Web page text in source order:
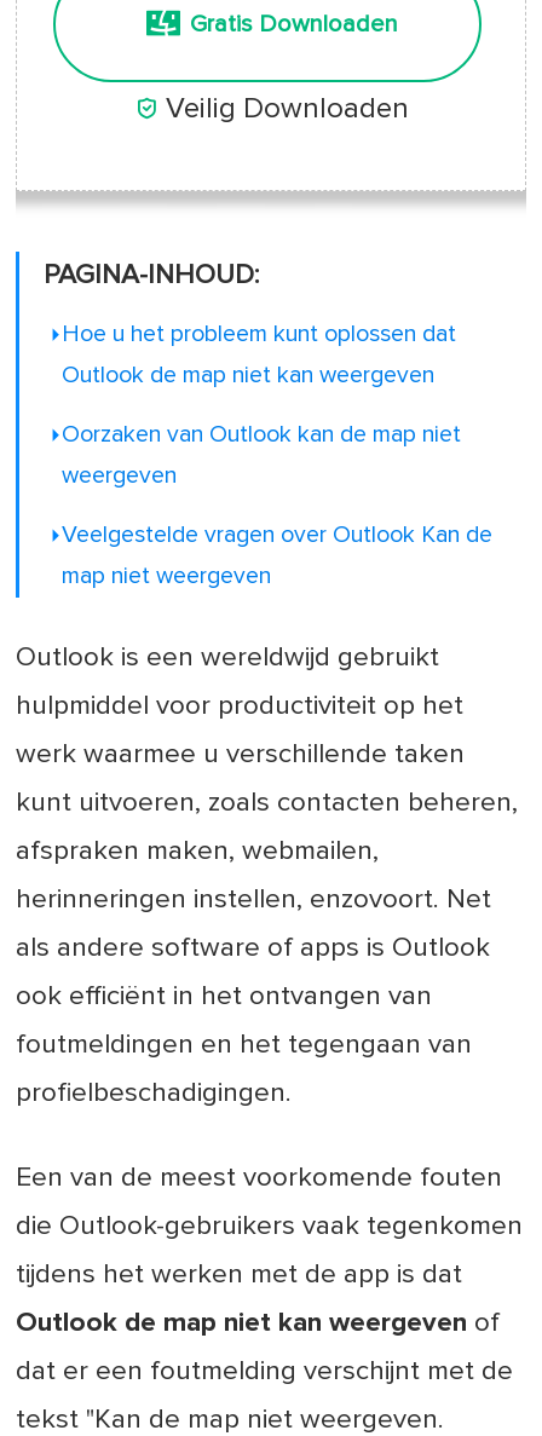
Gratis Downloaden
 Veilig Downloaden
PAGINA-INHOUD:
Hoe u het probleem kunt oplossen dat
Outlook de map niet kan weergeven
Oorzaken van Outlook kan de map niet
weergeven
Veelgestelde vragen over Outlook Kan de
map niet weergeven
Outlook is een wereldwijd gebruikt
hulpmiddel voor productiviteit op het
werk waarmee u verschillende taken
kunt uitvoeren, zoals contacten beheren,
afspraken maken, webmailen,
herinneringen instellen, enzovoort. Net
als andere software of apps is Outlook
ook efficiënt in het ontvangen van
foutmeldingen en het tegengaan van
profielbeschadigingen.
Een van de meest voorkomende fouten
die Outlook-gebruikers vaak tegenkomen
tijdens het werken met de app is dat
Outlook de map niet kan weergeven of
dat er een foutmelding verschijnt met de
tekst "Kan de map niet weergeven.